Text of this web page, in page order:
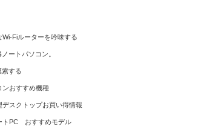
Fiルーターを吟味する
ートパソコン。
する
ンおすすめ機種
スクトップお買い得情報
PC おすすめモデル